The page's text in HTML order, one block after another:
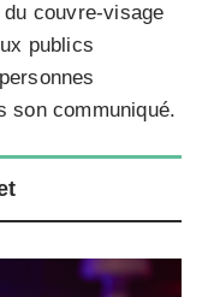
du couvre-visage
publics
son communiqué.